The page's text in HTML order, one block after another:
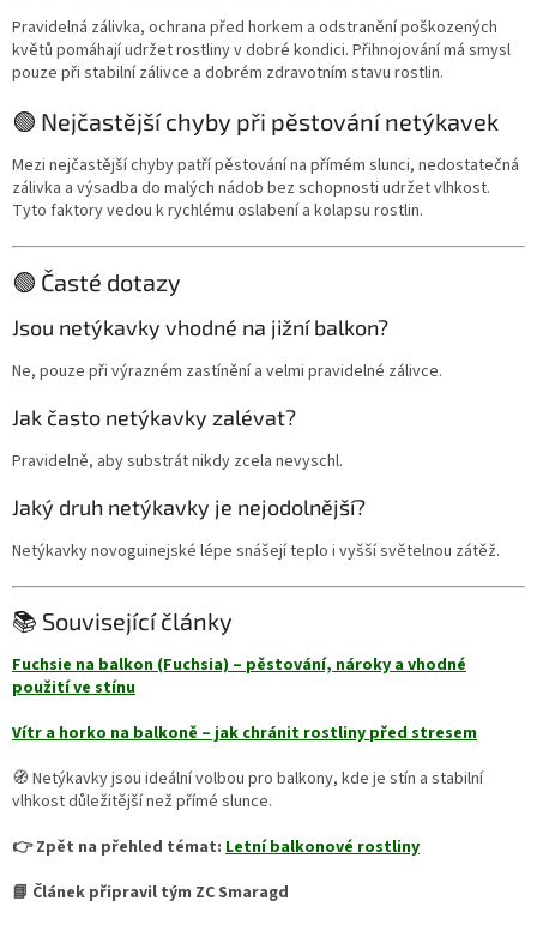
Pravidelná zálivka, ochrana před horkem a odstranění poškozených
květů pomáhají udržet rostliny v dobré kondici. Přihnojování má smysl
pouze při stabilní zálivce a dobrém zdravotním stavu rostlin.
🟢 Nejčastější chyby při pěstování netýkavek
Mezi nejčastější chyby patří pěstování na přímém slunci, nedostatečná
zálivka a výsadba do malých nádob bez schopnosti udržet vlhkost.
Tyto faktory vedou k rychlému oslabení a kolapsu rostlin.
🟢 Časté dotazy
Jsou netýkavky vhodné na jižní balkon?
Ne, pouze při výrazném zastínění a velmi pravidelné zálivce.
Jak často netýkavky zalévat?
Pravidelně, aby substrát nikdy zcela nevyschl.
Jaký druh netýkavky je nejodolnější?
Netýkavky novoguinejské lépe snášejí teplo i vyšší světelnou zátěž.
📚 Související články
Fuchsie na balkon (Fuchsia) – pěstování, nároky a vhodné
použití ve stínu
Vítr a horko na balkoně – jak chránit rostliny před stresem
🧭 Netýkavky jsou ideální volbou pro balkony, kde je stín a stabilní
vlhkost důležitější než přímé slunce.
👉 Zpět na přehled témat: Letní balkonové rostliny
📘 Článek připravil tým ZC Smaragd